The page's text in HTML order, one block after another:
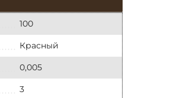
100
Красный
0,005
3